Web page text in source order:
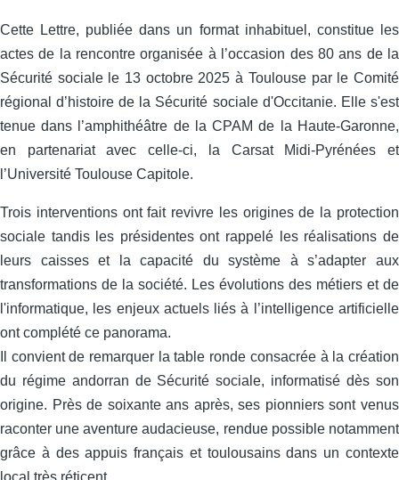
Cette Lettre, publiée dans un format inhabituel, constitue les
actes de la rencontre organisée à l’occasion des 80 ans de la
Sécurité sociale le 13 octobre 2025 à Toulouse par le Comité
régional d’histoire de la Sécurité sociale d'Occitanie. Elle s'est
tenue dans l’amphithéâtre de la CPAM de la Haute-Garonne,
en partenariat avec celle‑ci, la Carsat Midi‑Pyrénées et
l’Université Toulouse Capitole.
Trois interventions ont fait revivre les origines de la protection
sociale tandis les présidentes ont rappelé les réalisations de
leurs caisses et la capacité du système à s’adapter aux
transformations de la société. Les évolutions des métiers et de
l'informatique, les enjeux actuels liés à l’intelligence artificielle
ont complété ce panorama.
Il convient de remarquer la table ronde consacrée à la création
du régime andorran de Sécurité sociale, informatisé dès son
origine. Près de soixante ans après, ses pionniers sont venus
raconter une aventure audacieuse, rendue possible notamment
grâce à des appuis français et toulousains dans un contexte